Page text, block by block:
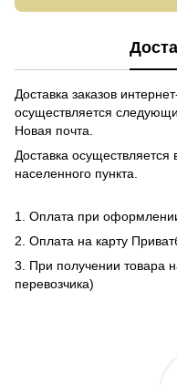
Доставка заказов
осуществляется
Новая почта.
Доставка
населенного пункта.
1. Оплата при
2. Оплата на карту
3. При получении товара
перевозчика)